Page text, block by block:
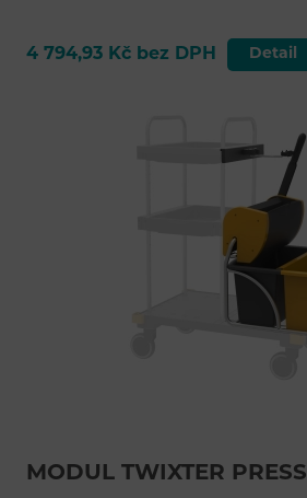
4 794,93 Kč bez DPH Detail
MODUL TWIXTER PRESS